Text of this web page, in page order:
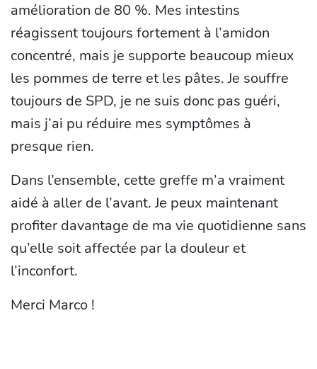
amélioration de 80 %. Mes intestins
réagissent toujours fortement à l’amidon
concentré, mais je supporte beaucoup mieux
les pommes de terre et les pâtes. Je souffre
toujours de SPD, je ne suis donc pas guéri,
mais j’ai pu réduire mes symptômes à
presque rien.
Dans l’ensemble, cette greffe m’a vraiment
aidé à aller de l’avant. Je peux maintenant
profiter davantage de ma vie quotidienne sans
qu’elle soit affectée par la douleur et
l’inconfort.
Merci Marco !